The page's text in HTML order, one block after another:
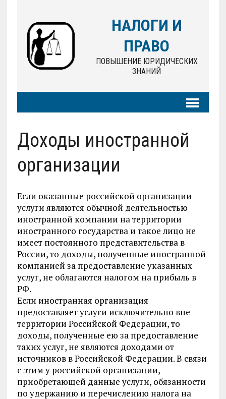
НАЛОГИ И
ПРАВО
ПОВЫШЕНИЕ ЮРИДИЧЕСКИХ
ЗНАНИЙ
Доходы иностранной
организации
Если оказанные российской организации
услуги являются обычной деятельностью
иностранной компании на территории
иностранного государства и такое лицо не
имеет постоянного представительства в
России, то доходы, полученные иностранной
компанией за предоставление указанных
услуг, не облагаются налогом на прибыль в
РФ.
Если иностранная организация
предоставляет услуги исключительно вне
территории Российской Федерации, то
доходы, полученные ею за предоставление
таких услуг, не являются доходами от
источников в Российской Федерации. В связи
с этим у российской организации,
приобретающей данные услуги, обязанности
по удержанию и перечислению налога на